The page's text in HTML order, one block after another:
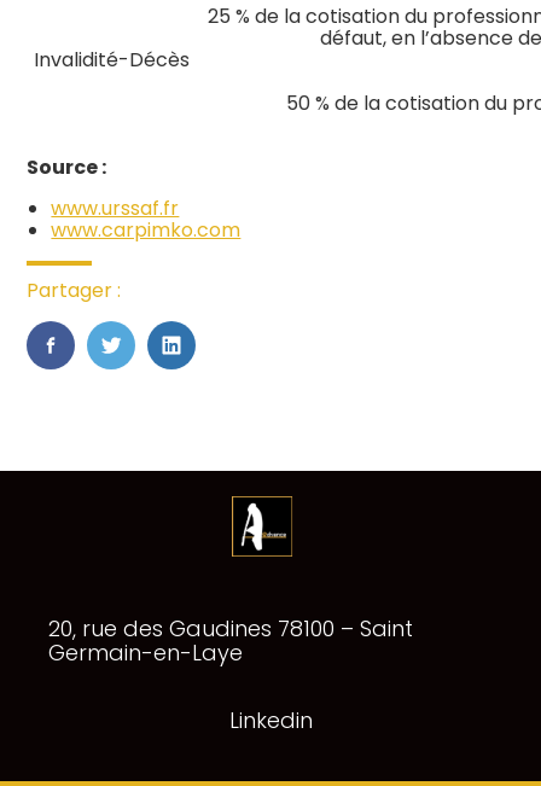
Invalidité-Décès
25 % de la cotisation du
défaut, en l’absence
50 % de la cotisation du
Source :
www.urssaf.fr
www.carpimko.com
Partager :
FaceBook
TwitterLinkedIn
Principale
20, rue des Gaudines 78100 – Saint
Germain-en-Laye
Linkedin